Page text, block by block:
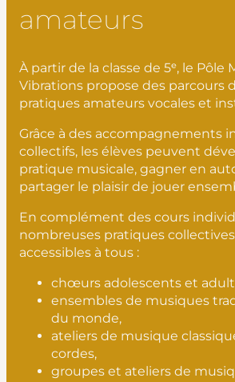
amateurs
À partir de la classe de 5ᵉ, le Pôle
Vibrations propose des parcours
pratiques amateurs vocales et
Grâce à des accompagnements
collectifs, les élèves peuvent
pratique musicale, gagner en
partager le plaisir de jouer
En complément des cours
nombreuses pratiques
accessibles à tous :
chœurs adolescents et
ensembles de musiques
du monde,
ateliers de musique
cordes,
groupes et ateliers de